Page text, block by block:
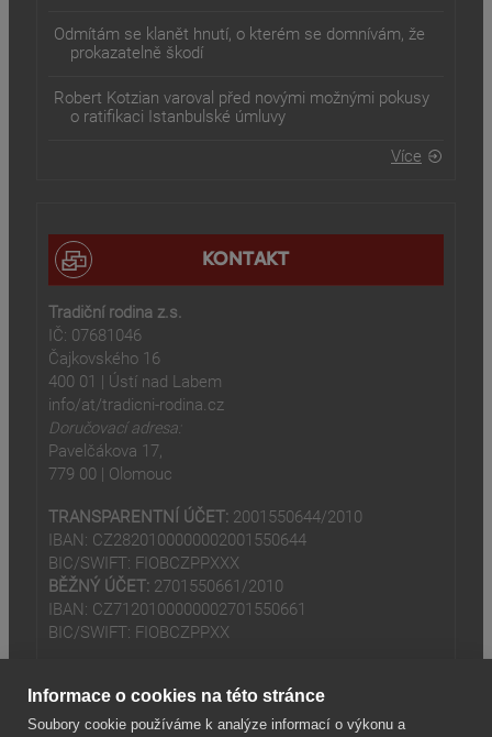
Odmítám se klanět hnutí, o kterém se domnívám, že
prokazatelně škodí
Robert Kotzian varoval před novými možnými pokusy
o ratifikaci Istanbulské úmluvy
Více
KONTAKT
Tradiční rodina z.s.
IČ: 07681046
Čajkovského 16
400 01 | Ústí nad Labem
info/at/tradicni-rodina.cz
Doručovací adresa:
Pavelčákova 17,
779 00 | Olomouc
TRANSPARENTNÍ ÚČET: 2001550644/2010
IBAN: CZ2820100000002001550644
BIC/SWIFT: FIOBCZPPXXX
BĚŽNÝ ÚČET: 2701550661/2010
IBAN: CZ7120100000002701550661
BIC/SWIFT: FIOBCZPPXX
Informace o cookies na této stránce
Soubory cookie používáme k analýze informací o výkonu a